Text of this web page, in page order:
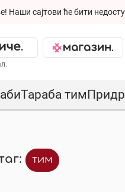
Наши сајтови ће бити
Тараба тим
тим